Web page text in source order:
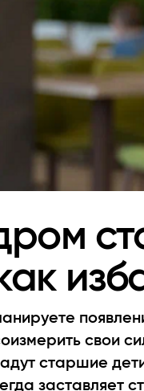
свои
старшие
заставляет